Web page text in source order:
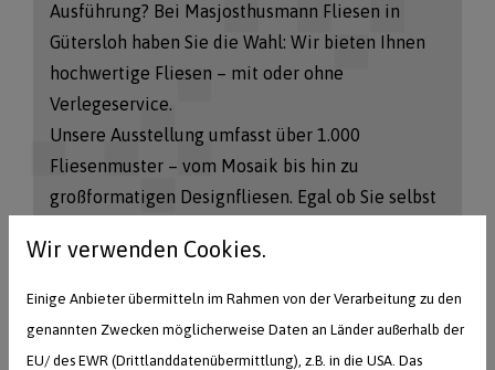
Ausführung? Bei Masjosthusmann Fliesen in
Gütersloh haben Sie die Wahl: Wir bieten Ihnen
hochwertige Fliesen – mit oder ohne
Verlegeservice.
Unsere Ausstellung umfasst über 1.000
Fliesenmuster – vom Mosaik bis hin zu
großformatigen Designfliesen. Egal ob Sie selbst
unseren eigenen Verlegeservice nutzen möchten:
Wir beraten Sie individuell und liefern das
passende Material direkt zu Ihrer Baustelle.
Wir verwenden Cookies.
Einige Anbieter übermitteln im Rahmen von der Verarbeitung zu den
genannten Zwecken möglicherweise Daten an Länder außerhalb der
EU/ des EWR (Drittlanddatenübermittlung), z.B. in die USA. Das